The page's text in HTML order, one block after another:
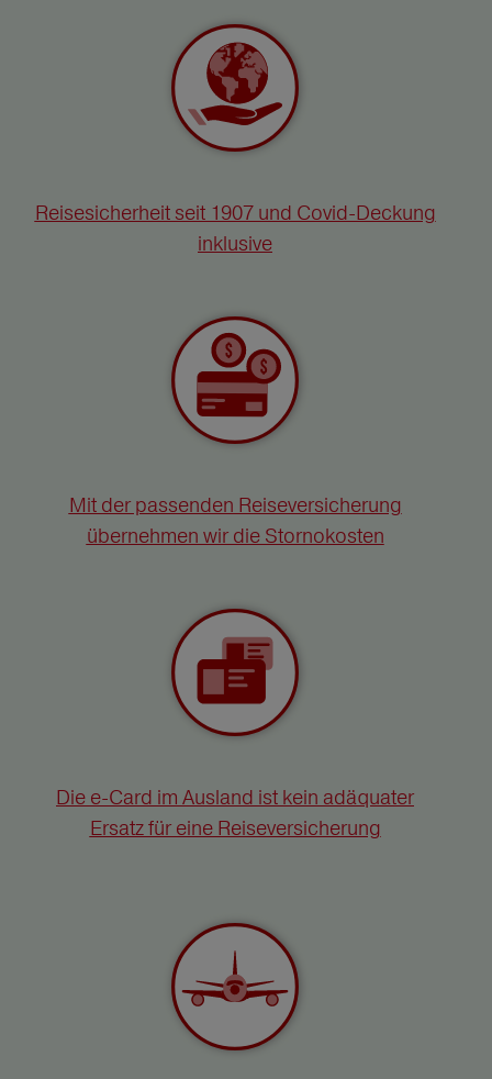
Reisesicherheit seit 1907 und Covid-Deckung
inklusive
Mit der passenden Reiseversicherung
übernehmen wir die Stornokosten
Die e-Card im Ausland ist kein adäquater
Ersatz für eine Reiseversicherung